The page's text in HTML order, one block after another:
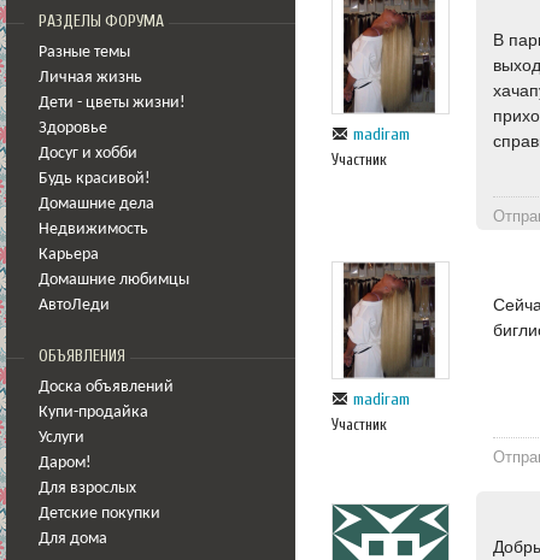
РАЗДЕЛЫ ФОРУМА
Разные темы
Личная жизнь
Дети - цветы жизни!
Здоровье
Досуг и хобби
Будь красивой!
Домашние дела
Недвижимость
Карьера
Домашние любимцы
АвтоЛеди
ОБЪЯВЛЕНИЯ
Доска объявлений
Купи-продайка
Услуги
Даром!
Для взрослых
Детские покупки
Для дома
madiram
Участник
В
madiram
Участник